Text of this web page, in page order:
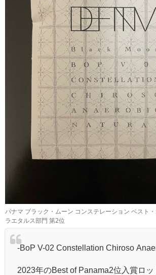
パナマ ブラック・ムーン コンステレーション ベスト
ラエタルス部門 第2位
-BoP V-02 Constellation Chiroso
2023年のBest of Panama2位入賞ロ